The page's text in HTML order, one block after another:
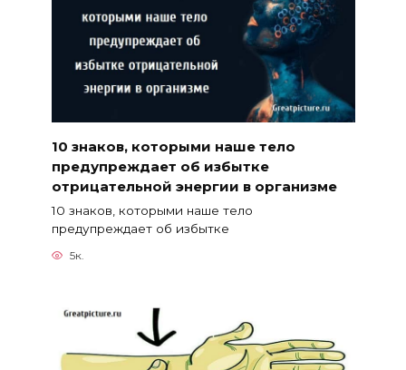
10 знаков, которыми наше тело
предупреждает об избытке
отрицательной энергии в организме
10 знаков, которыми наше тело
предупреждает об избытке
5к.